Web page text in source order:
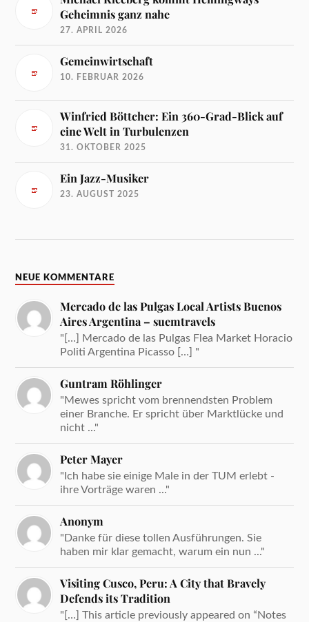
Geheimnis ganz nahe
27. APRIL 2026
Gemeinwirtschaft
10. FEBRUAR 2026
Winfried Böttcher: Ein 360-Grad-Blick auf
eine Welt in Turbulenzen
31. OKTOBER 2025
Ein Jazz-Musiker
23. AUGUST 2025
NEUE KOMMENTARE
Mercado de las Pulgas Local Artists Buenos
Aires Argentina – suemtravels
"[…] Mercado de las Pulgas Flea Market Horacio
Politi Argentina Picasso […] "
Guntram Röhlinger
"Mewes spricht vom brennendsten Problem
einer Branche. Er spricht über Marktlücke und
nicht ..."
Peter Mayer
"Ich habe sie einige Male in der TUM erlebt -
ihre Vorträge waren ..."
Anonym
"Danke für diese tollen Ausführungen. Sie
haben mir klar gemacht, warum ein nun ..."
Visiting Cusco, Peru: A City that Bravely
Defends its Tradition
"[…] This article previously appeared on “Notes